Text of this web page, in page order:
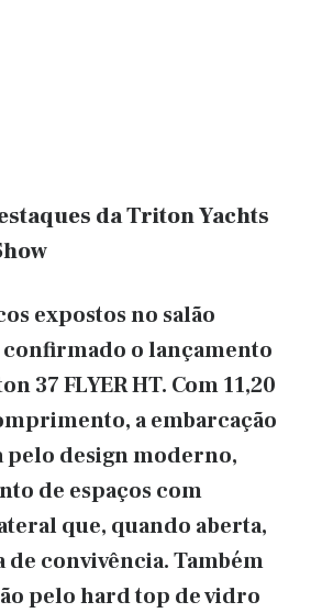
da Triton Yachts
expostos no salão
confirmado o lançamento
37 FLYER HT. Com 11,20
a embarcação
pelo design moderno,
de espaços com
que, quando aberta,
de convivência. Também
pelo hard top de vidro